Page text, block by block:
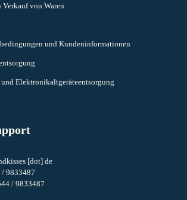
Verkauf von Waren
und Kundeninformationen
Elektronikaltgeräteentsorgung
[dot] de
/ 9833487
/ 9833487